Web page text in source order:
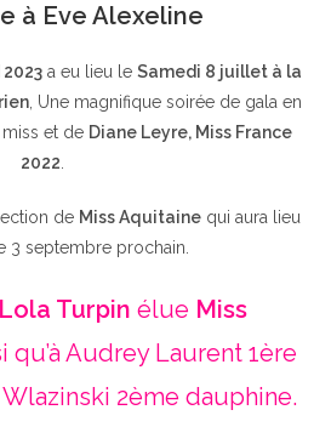
à Eve Alexeline
a eu lieu le Samedi 8 juillet à la
, Une magnifique soirée de gala en
et de Diane Leyre, Miss France
2022
de Miss Aquitainequi aura lieu
3 septembre prochain.
Lola Turpin élue Miss
qu’à Audrey Laurent 1ère
2ème dauphine.